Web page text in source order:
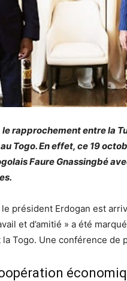
rapprochement entre la
Togo. En effet, ce 19
Faure Gnassingbé
président Erdogan est
et d’amitié » a été
Togo. Une conférence de